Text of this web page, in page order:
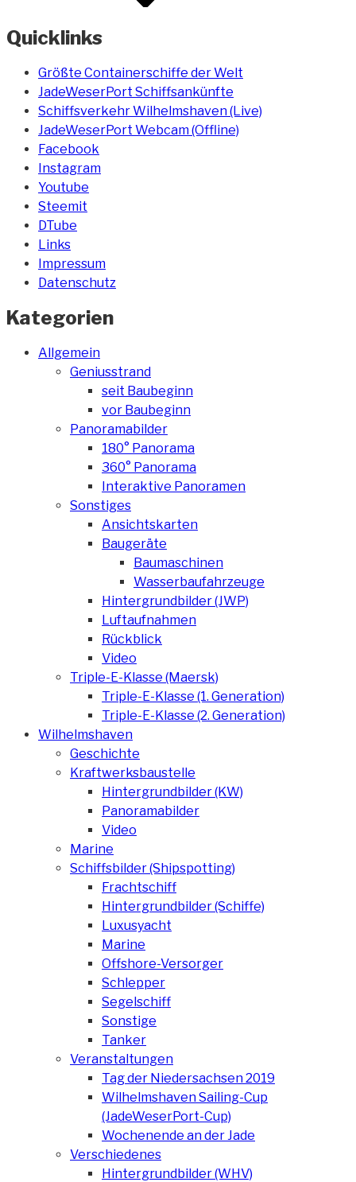
Quicklinks
Größte Containerschiffe der Welt
JadeWeserPort Schiffsankünfte
Schiffsverkehr Wilhelmshaven (Live)
JadeWeserPort Webcam (Offline)
Facebook
Instagram
Youtube
Steemit
DTube
Links
Impressum
Datenschutz
Kategorien
Allgemein
Geniusstrand
seit Baubeginn
vor Baubeginn
Panoramabilder
180° Panorama
360° Panorama
Interaktive Panoramen
Sonstiges
Ansichtskarten
Baugeräte
Baumaschinen
Wasserbaufahrzeuge
Hintergrundbilder (JWP)
Luftaufnahmen
Rückblick
Video
Triple-E-Klasse (Maersk)
Triple-E-Klasse (1. Generation)
Triple-E-Klasse (2. Generation)
Wilhelmshaven
Geschichte
Kraftwerksbaustelle
Hintergrundbilder (KW)
Panoramabilder
Video
Marine
Schiffsbilder (Shipspotting)
Frachtschiff
Hintergrundbilder (Schiffe)
Luxusyacht
Marine
Offshore-Versorger
Schlepper
Segelschiff
Sonstige
Tanker
Veranstaltungen
Tag der Niedersachsen 2019
Wilhelmshaven Sailing-Cup
(JadeWeserPort-Cup)
Wochenende an der Jade
Verschiedenes
Hintergrundbilder (WHV)